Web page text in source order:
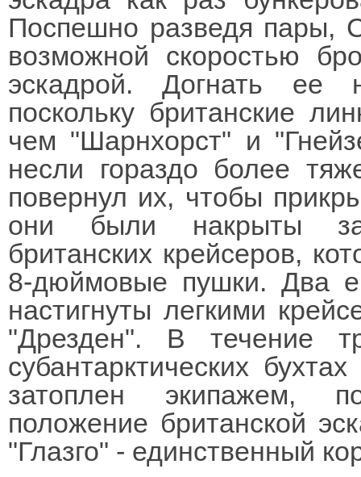
Поспешно разведя пары,
возможной скоростью
эскадрой. Догнать ее
поскольку британские
чем "Шарнхорст" и
несли гораздо более
повернул их, чтобы
они были накрыты
британских крейсеров,
8-дюймовые пушки. Два
настигнуты легкими
"Дрезден". В течение
субантарктических
затоплен экипажем,
положение британской
"Глазго" - единственный